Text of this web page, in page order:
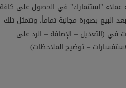
عملاء "استثمارك" في الحصول على كافة
البيع بصورة مجانية تماماً، وتتمثل تلك
في (التعديل – الإضافة – الرد على
– توضيح الملاحظات)